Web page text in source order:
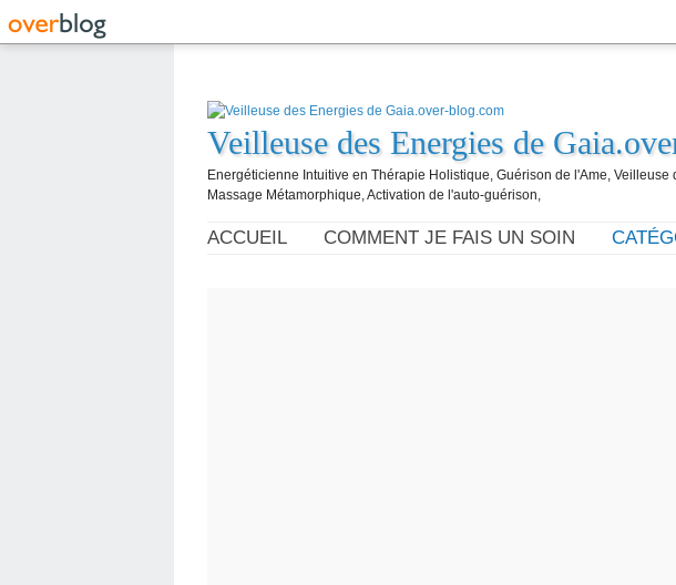
Veilleuse des Energies de
Energéticienne Intuitive en Thérapie Holistique, Guérison de l'Ame,
Massage Métamorphique, Activation de l'auto-guérison,
ACCUEIL COMMENT JE FAIS UN SOIN